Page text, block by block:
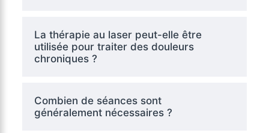
La thérapie au laser peut-elle être
utilisée pour traiter des douleurs
chroniques ?
Combien de séances sont
généralement nécessaires ?